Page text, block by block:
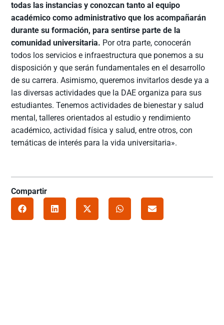
todas las instancias y conozcan tanto al equipo
académico como administrativo que los acompañarán
durante su formación, para sentirse parte de la
comunidad universitaria. Por otra parte, conocerán
todos los servicios e infraestructura que ponemos a su
disposición y que serán fundamentales en el desarrollo
de su carrera. Asimismo, queremos invitarlos desde ya a
las diversas actividades que la DAE organiza para sus
estudiantes. Tenemos actividades de bienestar y salud
mental, talleres orientados al estudio y rendimiento
académico, actividad física y salud, entre otros, con
temáticas de interés para la vida universitaria».
Compartir